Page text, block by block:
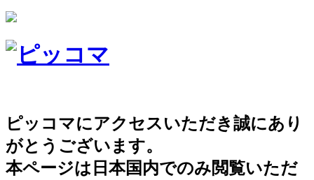
ピッコマにアクセスいただき誠にあり
がとうございます。
本ページは日本国内でのみ閲覧いただ